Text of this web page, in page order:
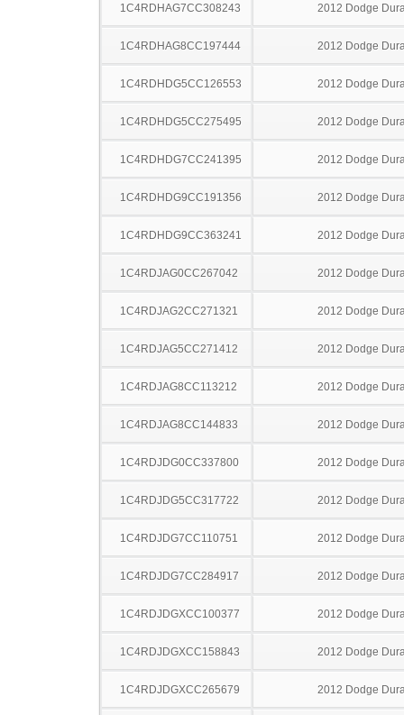
1C4RDHAG7CC308243 2012 Dodge
1C4RDHAG8CC197444 2012 Dodge
1C4RDHDG5CC126553 2012 Dodge
1C4RDHDG5CC275495 2012 Dodge
1C4RDHDG7CC241395 2012 Dodge
1C4RDHDG9CC191356 2012 Dodge
1C4RDHDG9CC363241 2012 Dodge
1C4RDJAG0CC267042 2012 Dodge
1C4RDJAG2CC271321 2012 Dodge
1C4RDJAG5CC271412 2012 Dodge
1C4RDJAG8CC113212 2012 Dodge
1C4RDJAG8CC144833 2012 Dodge
1C4RDJDG0CC337800 2012 Dodge
1C4RDJDG5CC317722 2012 Dodge
1C4RDJDG7CC110751 2012 Dodge
1C4RDJDG7CC284917 2012 Dodge
1C4RDJDGXCC100377 2012 Dodge
1C4RDJDGXCC158843 2012 Dodge
1C4RDJDGXCC265679 2012 Dodge